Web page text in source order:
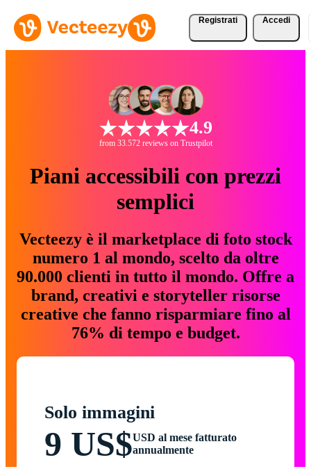
Registrati Accedi
4.9
from 33.572 reviews on Trustpilot
Piani accessibili con prezzi
semplici
Vecteezy è il marketplace di foto stock
numero 1 al mondo, scelto da oltre
90.000 clienti in tutto il mondo. Offre a
brand, creativi e storyteller risorse
creative che fanno risparmiare fino al
76% di tempo e budget.
Solo immagini
9 US$USD al mese fatturato
annualmente